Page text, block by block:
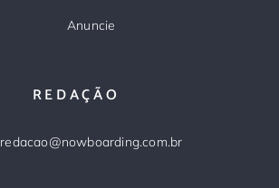
Anuncie
REDAÇÃO
redacao@nowboarding.com.br